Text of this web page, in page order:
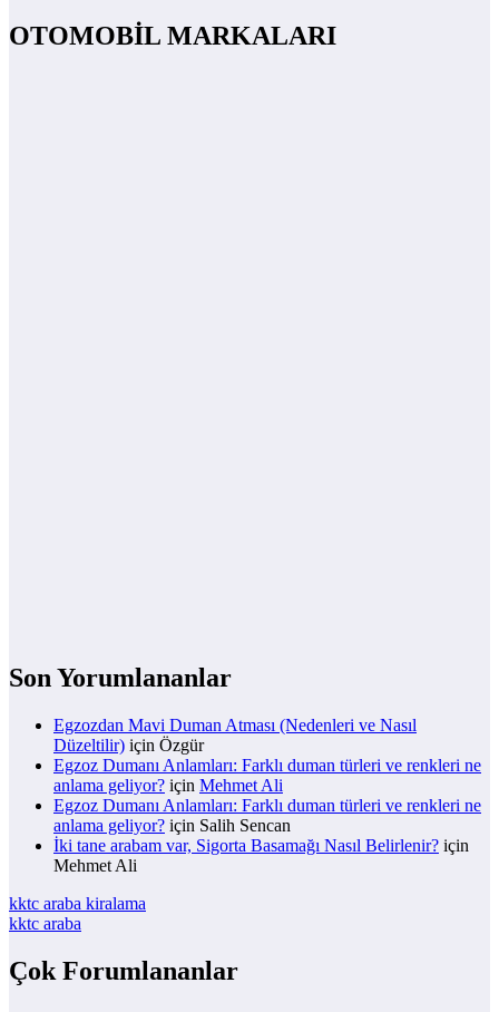
OTOMOBİL MARKALARI
Son Yorumlananlar
Egzozdan Mavi Duman Atması (Nedenleri ve Nasıl
Düzeltilir) için Özgür
Egzoz Dumanı Anlamları: Farklı duman türleri ve renkleri ne
anlama geliyor? için Mehmet Ali
Egzoz Dumanı Anlamları: Farklı duman türleri ve renkleri ne
anlama geliyor? için Salih Sencan
İki tane arabam var, Sigorta Basamağı Nasıl Belirlenir? için
Mehmet Ali
kktc araba kiralama
kktc araba
Çok Forumlananlar